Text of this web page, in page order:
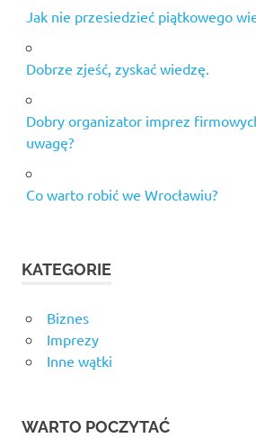
Jak nie przesiedzieć piątkowego
Dobrze zjeść, zyskać wiedzę.
Dobry organizator imprez
uwagę?
Co warto robić we Wrocławiu?
KATEGORIE
Biznes
Imprezy
Inne wątki
WARTO POCZYTAĆ